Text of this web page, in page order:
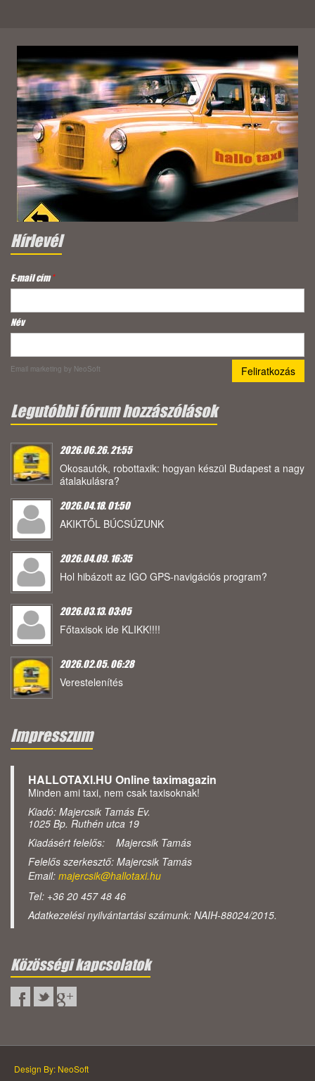
Hírlevél
E-mail cím*
Név
Email marketing by NeoSoft
Legutóbbi fórum hozzászólások
2026.06.26. 21:55
Okosautók, robottaxik: hogyan készül Budapest a nagy
átalakulásra?
2026.04.18. 01:50
AKIKTŐL BÚCSÚZUNK
2026.04.09. 16:35
Hol hibázott az IGO GPS-navigációs program?
2026.03.13. 03:05
Főtaxisok ide KLIKK!!!!
2026.02.05. 06:28
Verestelenítés
Impresszum
HALLOTAXI.HU Online taximagazin
Minden ami taxi, nem csak taxisoknak!
Kiadó: Majercsik Tamás Ev.
1025 Bp. Ruthén utca 19
Kiadásért felelős: Majercsik Tamás
Felelős szerkesztő: Majercsik Tamás
Email: majercsik@hallotaxi.hu
Tel: +36 20 457 48 46
Adatkezelési nyilvántartási számunk: NAIH-88024/2015.
Közösségi kapcsolatok
Design By: NeoSoft